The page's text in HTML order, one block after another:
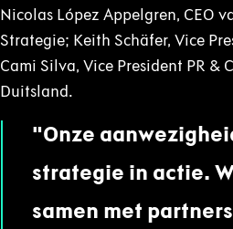
Nicolas López Appelgren, CEO
Strategie; Keith Schäfer, Vice
Cami Silva, Vice President PR &
Duitsland.
Onze
strategie in actie.
samen met